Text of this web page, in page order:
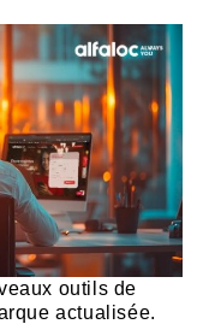
outils de
actualisée.